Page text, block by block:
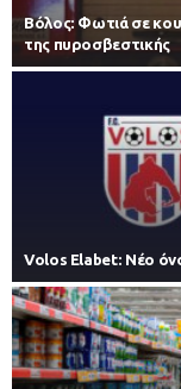
Βόλος: Φωτιά σε
της πυροσβεστικής
Volos Elabet: Νέο